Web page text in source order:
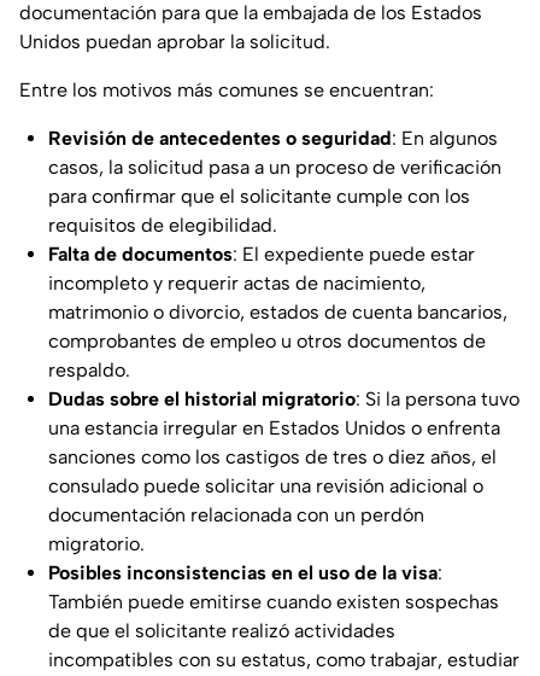
documentación para que la embajada de los Estados
Unidos puedan aprobar la solicitud.
Entre los motivos más comunes se encuentran:
Revisión de antecedentes o seguridad: En algunos
casos, la solicitud pasa a un proceso de verificación
para confirmar que el solicitante cumple con los
requisitos de elegibilidad.
Falta de documentos: El expediente puede estar
incompleto y requerir actas de nacimiento,
matrimonio o divorcio, estados de cuenta bancarios,
comprobantes de empleo u otros documentos de
respaldo.
Dudas sobre el historial migratorio: Si la persona tuvo
una estancia irregular en Estados Unidos o enfrenta
sanciones como los castigos de tres o diez años, el
consulado puede solicitar una revisión adicional o
documentación relacionada con un perdón
migratorio.
Posibles inconsistencias en el uso de la visa:
También puede emitirse cuando existen sospechas
de que el solicitante realizó actividades
incompatibles con su estatus, como trabajar, estudiar